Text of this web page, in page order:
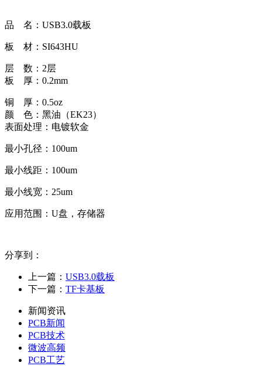
品 名：USB3.0载板
板 材：SI643HU
层 数：2层
板 厚：0.2mm
铜 厚：0.5oz
颜 色：黑油（EK23）
表面处理：电镀软金
最小孔径：100um
最小线距：100um
最小线宽：25um
应用范围：U盘，存储器
分享到：
上一篇： USB3.0载板
下一篇： TF卡基板
新闻资讯
PCB新闻
PCB技术
微波高频
PCB工艺